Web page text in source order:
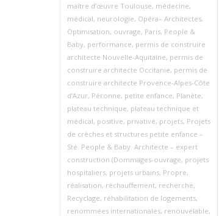
maître d’œuvre Toulouse, médecine,
médical, neurologie, Opéra– Architectes,
Optimisation, ouvrage, Paris, People &
Baby, performance, permis de construire
architecte Nouvelle‑Aquitaine, permis de
construire architecte Occitanie, permis de
construire architecte Provence‑Alpes‑Côte
d’Azur, Péronne, petite enfance, Planète,
plateau technique, plateau technique et
médical, positive, privative, projets, Projets
de crèches et structures petite enfance –
Sté. People & Baby. Architecte – expert
construction (Dommages-ouvrage, projets
hospitaliers, projets urbains, Propre,
réalisation, réchauffement, recherche,
Recyclage, réhabilitation de logements,
renommées internationales, renouvelable,